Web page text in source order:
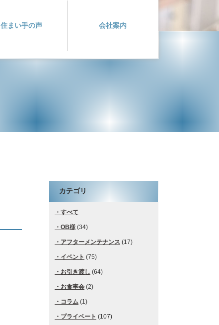
住まい手の声 会社案内
カテゴリ
すべて
OB様 (34)
アフターメンテナンス (17)
イベント (75)
お引き渡し (64)
お食事会 (2)
コラム (1)
プライベート (107)